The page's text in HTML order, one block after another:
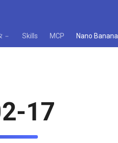
－ Skills MCP Nano Banana
17